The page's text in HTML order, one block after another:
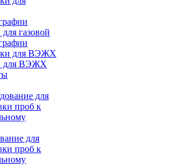
газовой
для ВЭЖХ
для
проб к